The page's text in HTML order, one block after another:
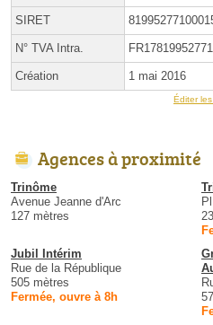
SIRET
N° TVA Intra. FR17819952771
Création 1 mai 2016
Éditer
Agences à proximité
Trinôme
Avenue Jeanne d'Arc
127 mètres
Jubil Intérim
Rue de la République
505 mètres
Fermée, ouvre à 8h